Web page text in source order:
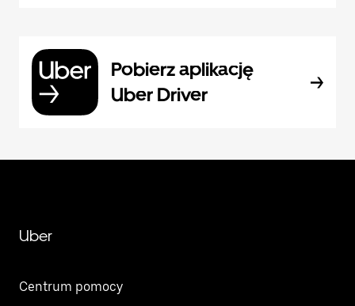
Pobierz aplikację
Uber Driver
Uber
Centrum pomocy